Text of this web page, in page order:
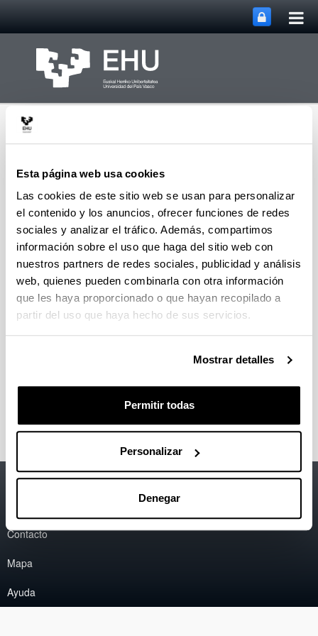
Esta página web usa cookies
Las cookies de este sitio web se usan para personalizar
el contenido y los anuncios, ofrecer funciones de redes
sociales y analizar el tráfico. Además, compartimos
información sobre el uso que haga del sitio web con
nuestros partners de redes sociales, publicidad y análisis
web, quienes pueden combinarla con otra información
que les haya proporcionado o que hayan recopilado a
partir del uso que haya hecho de sus servicios.
Mostrar detalles
Permitir todas
Personalizar
Denegar
Centro de
Documentación Europea
MenúAbrir/
Centro de Documentación Europea
Accesibilidad
Contacto
Mapa
Ayuda
EHU